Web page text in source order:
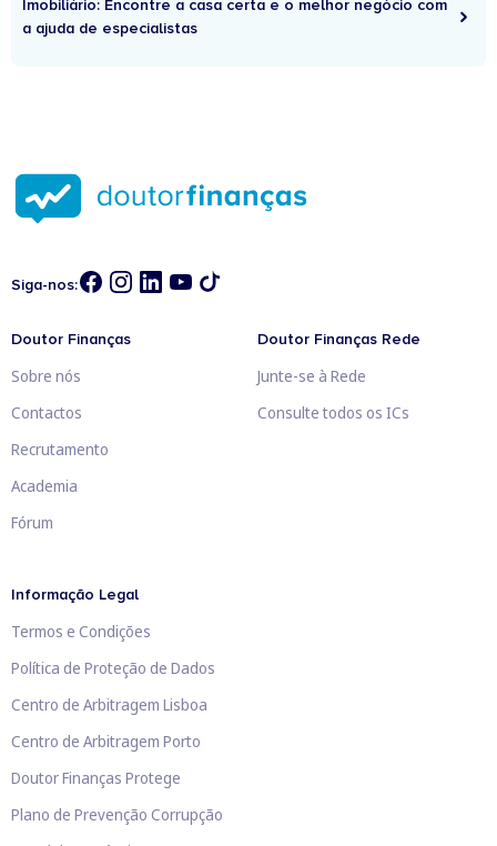
Imobiliário: Encontre a casa certa e o melhor negócio com
a ajuda de especialistas
Siga-nos:
Doutor Finanças
Sobre nós
Contactos
Recrutamento
Academia
Fórum
Doutor Finanças Rede
Junte-se à Rede
Consulte todos os ICs
Informação Legal
Termos e Condições
Política de Proteção de Dados
Centro de Arbitragem Lisboa
Centro de Arbitragem Porto
Doutor Finanças Protege
Plano de Prevenção Corrupção